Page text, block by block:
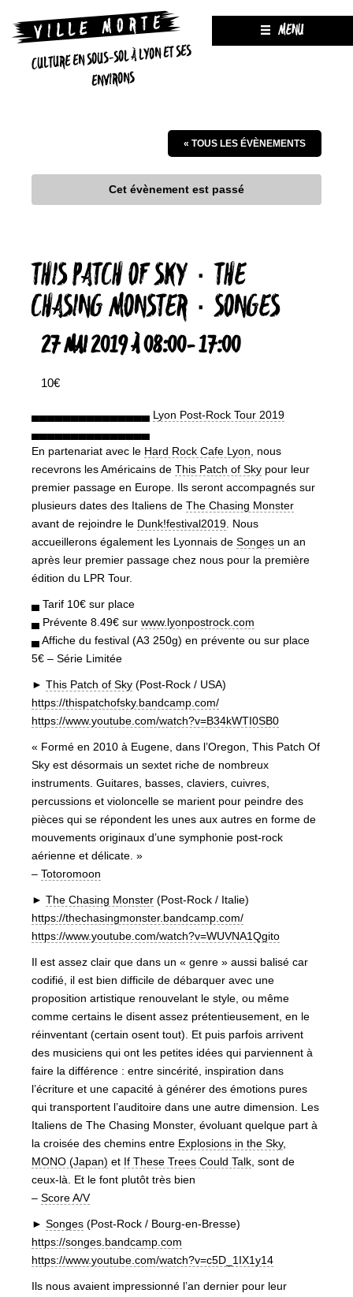
CULTURE EN SOUS-SOL À LYON ET SES
ENVIRONS
MENU
« TOUS LES ÉVÈNEMENTS
Cet évènement est passé
THIS PATCH OF SKY ۰ THE
CHASING MONSTER ۰ SONGES
27 MAI 2019 À 08:00-17:00
10€
▄▄▄▄▄▄▄▄▄▄▄▄▄▄▄ Lyon Post-Rock Tour 2019
▄▄▄▄▄▄▄▄▄▄▄▄▄▄▄
En partenariat avec le Hard Rock Cafe Lyon , nous
recevrons les Américains de This Patch of Sky pour leur
premier passage en Europe. Ils seront accompagnés sur
plusieurs dates des Italiens de The Chasing Monster
avant de rejoindre le Dunk!festival2019 . Nous
accueillerons également les Lyonnais de Songes un an
après leur premier passage chez nous pour la première
édition du LPR Tour.
▄ Tarif 10€ sur place
▄ Prévente 8.49€ sur www.lyonpostrock.com
▄ Affiche du festival (A3 250g) en prévente ou sur place
5€ – Série Limitée
► This Patch of Sky (Post-Rock / USA)
https://thispatchofsky.bandcamp.com/
https://www.youtube.com/watch?v=B34kWTI0SB0
« Formé en 2010 à Eugene, dans l’Oregon, This Patch Of
Sky est désormais un sextet riche de nombreux
instruments. Guitares, basses, claviers, cuivres,
percussions et violoncelle se marient pour peindre des
pièces qui se répondent les unes aux autres en forme de
mouvements originaux d’une symphonie post-rock
aérienne et délicate. »
– Totoromoon
► The Chasing Monster (Post-Rock / Italie)
https://thechasingmonster.bandcamp.com/
https://www.youtube.com/watch?v=WUVNA1Qgito
Il est assez clair que dans un « genre » aussi balisé car
codifié, il est bien difficile de débarquer avec une
proposition artistique renouvelant le style, ou même
comme certains le disent assez prétentieusement, en le
réinventant (certain osent tout). Et puis parfois arrivent
des musiciens qui ont les petites idées qui parviennent à
faire la différence : entre sincérité, inspiration dans
l’écriture et une capacité à générer des émotions pures
qui transportent l’auditoire dans une autre dimension. Les
Italiens de The Chasing Monster, évoluant quelque part à
la croisée des chemins entre Explosions in the Sky,
MONO (Japan) et If These Trees Could Talk , sont de
ceux-là. Et le font plutôt très bien
– Score A/V
► Songes (Post-Rock / Bourg-en-Bresse)
https://songes.bandcamp.com
https://www.youtube.com/watch?v=c5D_1IX1y14
Ils nous avaient impressionné l’an dernier pour leur